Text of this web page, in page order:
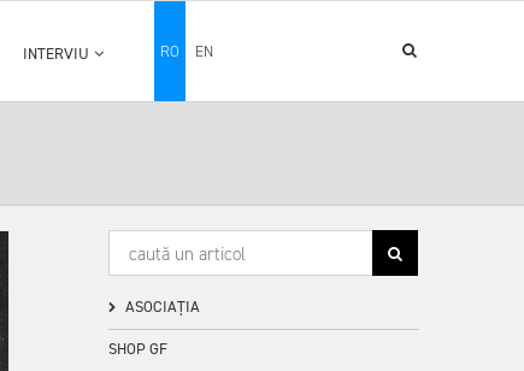
INTERVIU RO EN
ASOCIAȚIA
SHOP GF